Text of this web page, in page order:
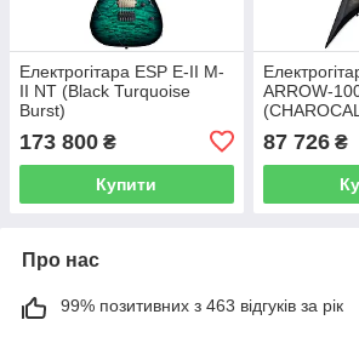
Електрогітара ESP E-II M-
II NT (Black Turquoise
Burst)
173 800 ₴
Купити
ARROW-
87 726₴
Про нас
99% позитивних з 463 відгуків за рік